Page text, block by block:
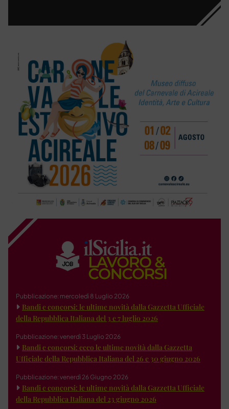
Pubblicazione: mercoledì 8 Luglio 2026
Bandi e concorsi: le ultime novità dalla Gazzetta Ufficiale
della Repubblica Italiana del 3 e 7 luglio 2026
Pubblicazione: venerdì 3 Luglio 2026
Bandi e concorsi: ecco le ultime novità dalla Gazzetta
Ufficiale della Repubblica Italiana del 26 e 30 giugno 2026
Pubblicazione: venerdì 26 Giugno 2026
Bandi e concorsi: le ultime novità dalla Gazzetta Ufficiale
della Repubblica Italiana del 23 giugno 2026